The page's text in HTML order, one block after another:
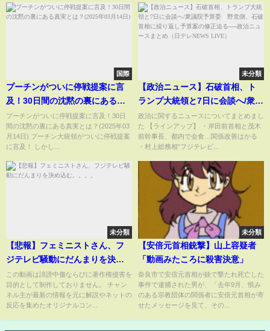
国際
プーチンがついに停戦提案に言
及！30日間の沈黙の裏にある真
実とは？(2025年03月14日)
プーチンがついに停戦提案に言及！30日
間の沈黙の裏にある真実とは？(2025年03
月14日) プーチン大統領がついに停戦提案
に言及！ しかし...
未分類
【政治ニュース】石破首相、ト
ランプ大統領と7日に会談へ/衆議
院予算委 野党側、石破首相に
繰り返し予算案の修正迫る──政
治ニュースまとめ（日テレNEWS
政治に関するニュースについてまとめまし
た 【ラインアップ】 ・岸田前首相と茂木
前幹事長、都内で会食…関係改善はかる
・村上総務相“フジテレビ...
未分類
【悲報】フェミニストさん、フ
ジテレビ騒動にだんまりを決め
込む。。。。
この動画は誹謗中傷ならびに著作権侵害を
目的として制作しておりません。 チャン
ネル主が最新の情報を元に解説やネットの
反応を集めたオリジナルコン...
未分類
【安倍元首相銃撃】山上容疑者
「動画みたころに殺害決意」
奈良市で安倍元首相が銃で撃たれ死亡した
事件で逮捕された男が、「去年9月、恨み
のある宗教団体の関係者に安倍元首相が寄
せたメッセージを見て、その...